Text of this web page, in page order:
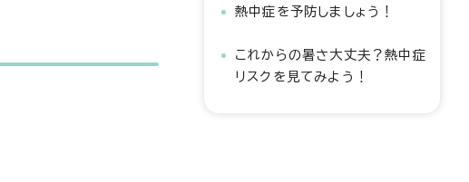
熱中症を予防しましょう！
これからの暑さ大丈夫？熱中症
リスクを見てみよう！